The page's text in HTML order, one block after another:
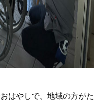
はやしで、地域の方がた